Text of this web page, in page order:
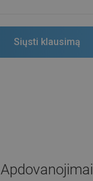
Apdovanojimai